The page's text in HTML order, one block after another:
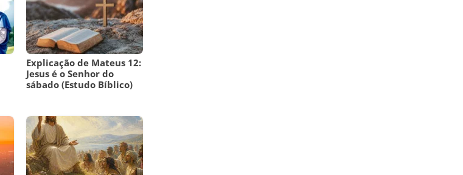
Explicação de Mateus 12:
Jesus é o Senhor do
sábado (Estudo Bíblico)